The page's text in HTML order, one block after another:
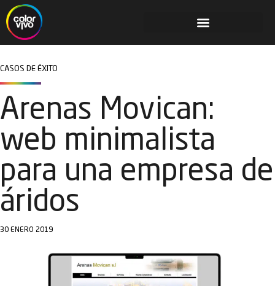
CASOS DE ÉXITO
Arenas Movican:
web minimalista
para una empresa de
áridos
30 ENERO 2019